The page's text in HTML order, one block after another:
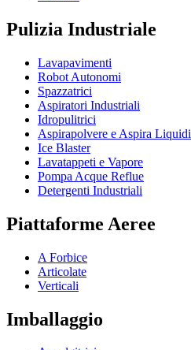
Pulizia Industriale
Lavapavimenti
Robot Autonomi
Spazzatrici
Aspiratori Industriali
Idropulitrici
Aspirapolvere e Aspira Liquidi
Ice Blaster
Lavatappeti e Vapore
Pompa Acque Reflue
Detergenti Industriali
Piattaforme Aeree
A Forbice
Articolate
Verticali
Imballaggio